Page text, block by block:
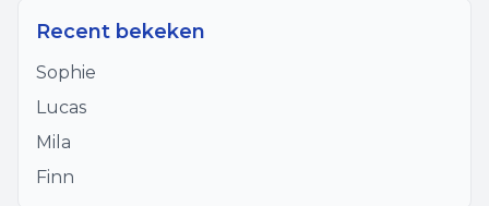
Recent bekeken
Sophie
Lucas
Mila
Finn